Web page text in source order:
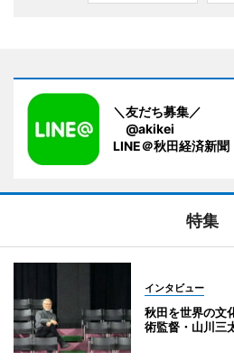
＼友だち募集／
@akikei
LINE＠秋田経済新聞
特集
インタビュー
秋田を世界の文
術監督・山川三